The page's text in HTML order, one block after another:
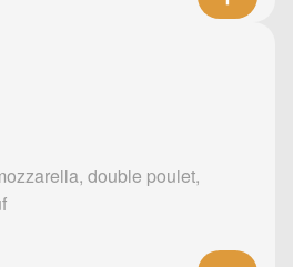
double poulet,